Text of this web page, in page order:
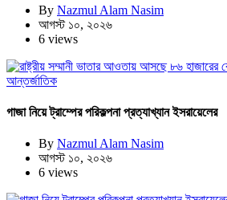
By Nazmul Alam Nasim
আগস্ট ১০, ২০২৬
6 views
আন্তর্জাতিক
গাজা নিয়ে ট্রাম্পের পরিকল্পনা প্রত্যাখ্যান ইসরায়েলের
By Nazmul Alam Nasim
আগস্ট ১০, ২০২৬
6 views